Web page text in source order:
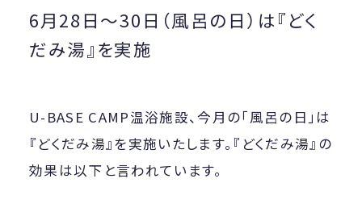
6月28日〜30日（風呂の日）は『どく
だみ湯』を実施
U-BASE CAMP温浴施設、今月の「風呂の日」は
『どくだみ湯』を実施いたします。『どくだみ湯』の
効果は以下と言われています。